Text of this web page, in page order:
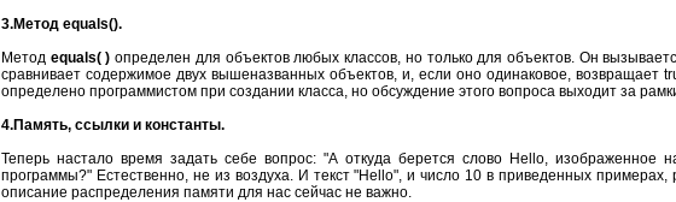
3.Метод equals().
Метод equals( ) определен для объектов любых классов, но только для объектов. Он
сравнивает содержимое двух вышеназванных объектов, и, если оно одинаковое,
определено программистом при создании класса, но обсуждение этого вопроса выходит за
4.Память, ссылки и константы.
Теперь настало время задать себе вопрос: "А откуда берется слово Hello,
программы?" Естественно, не из воздуха. И текст "Hello", и число 10 в приведенных
описание распределения памяти для нас сейчас не важно.